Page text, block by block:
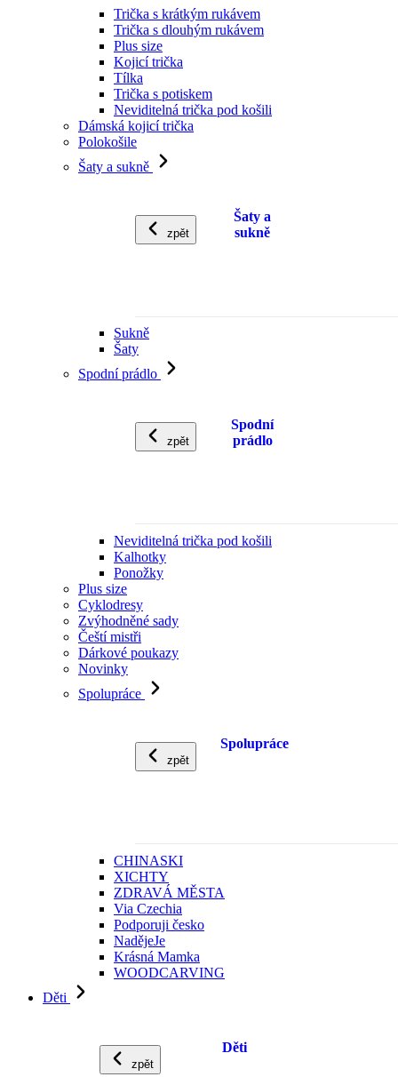
Trička s krátkým rukávem
Trička s dlouhým rukávem
Plus size
Kojicí trička
Tílka
Trička s potiskem
Neviditelná trička pod košili
Dámská kojicí trička
Polokošile
Šaty a sukně
zpět
Šaty a
sukně
Sukně
Šaty
Spodní prádlo
zpět
Spodní
prádlo
Neviditelná trička pod košili
Kalhotky
Ponožky
Plus size
Cyklodresy
Zvýhodněné sady
Čeští mistři
Dárkové poukazy
Novinky
Spolupráce
zpět
Spolupráce
CHINASKI
XICHTY
ZDRAVÁ MĚSTA
Via Czechia
Podporuji česko
NadějeJe
Krásná Mamka
WOODCARVING
Děti
zpět
Děti